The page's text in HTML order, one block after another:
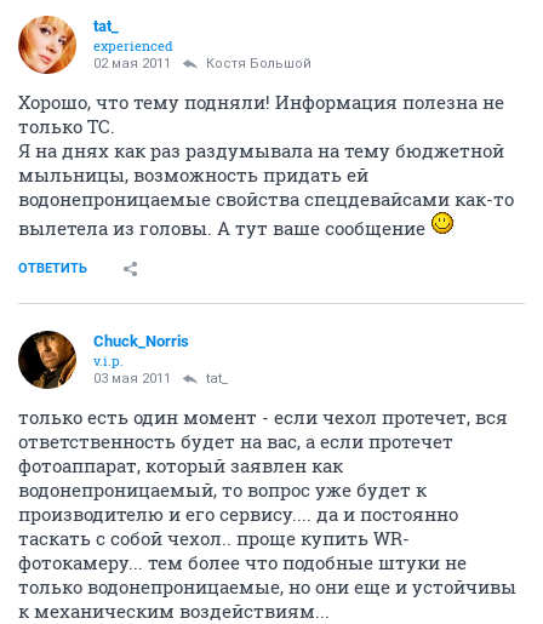
tat_
experienced
02 мая 2011 Костя Большой
Хорошо, что тему подняли! Информация полезна не
только ТС.
Я на днях как раз раздумывала на тему бюджетной
мыльницы, возможность придать ей
водонепроницаемые свойства спецдевайсами как-то
вылетела из головы. А тут ваше сообщение
ОТВЕТИТЬ
Chuck_Norris
v.i.p.
03 мая 2011 tat_
только есть один момент - если чехол протечет, вся
ответственность будет на вас, а если протечет
фотоаппарат, который заявлен как
водонепроницаемый, то вопрос уже будет к
производителю и его сервису.... да и постоянно
таскать с собой чехол.. проще купить WR-
фотокамеру... тем более что подобные штуки не
только водонепроницаемые, но они еще и устойчивы
к механическим воздействиям...